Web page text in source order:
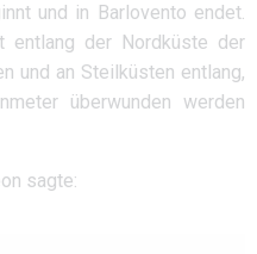
und in Barlovento endet.
entlang der Nordküste der
und an Steilküsten entlang,
überwunden werden
sagte: